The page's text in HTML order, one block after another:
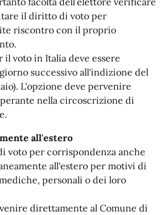
il diritto di voto per
riscontro con il proprio
voto in Italia deve essere
successivo all'indizione del
L'opzione deve pervenire
nella circoscrizione di
all'estero
voto per corrispondenza anche
all'estero per motivi di
personali o dei loro
direttamente al Comune di